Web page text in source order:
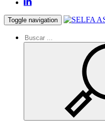
Toggle navigation